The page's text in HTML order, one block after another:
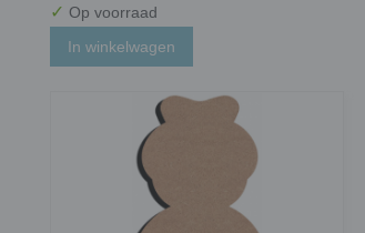
✓ Op voorraad
In winkelwagen